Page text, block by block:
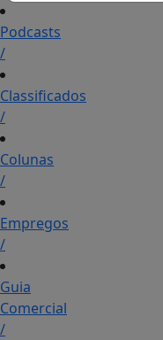
Podcasts
/
Classificados
/
Colunas
/
Empregos
/
Guia
Comercial
/